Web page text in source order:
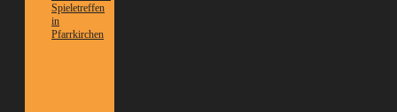
Spieletreffen
in
Pfarrkirchen